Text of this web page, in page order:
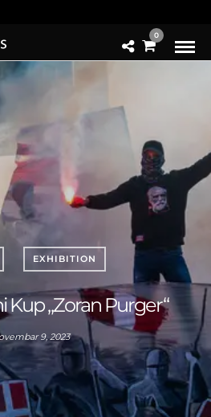
0
EXHIBITION
Kup „Zoran Purger“
9, 2023